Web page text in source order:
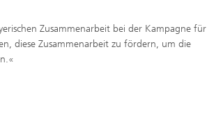
Zusammenarbeit bei der Kampagne für
diese Zusammenarbeit zu fördern, um die